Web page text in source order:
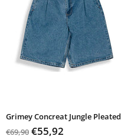
Grimey Concreat Jungle Pleated
€69,90 €55,92